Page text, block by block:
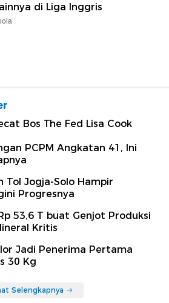
di Liga Inggris
Bos The Fed Lisa Cook
PCPM Angkatan 41, Ini
Tol Jogja-Solo Hampir
Progresnya
53,6 T buat Genjot Produksi
Kritis
Jadi Penerima Pertama
30 Kg
Selengkapnya